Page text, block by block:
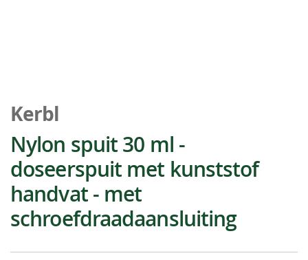
naar
het
begin
van
de
afbeeldingen-
gallerij
Kerbl
Nylon spuit 30 ml -
doseerspuit met kunststof
handvat - met
schroefdraadaansluiting